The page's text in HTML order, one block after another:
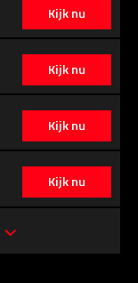
Kijk nu
Kijk nu
Kijk nu
Kijk nu